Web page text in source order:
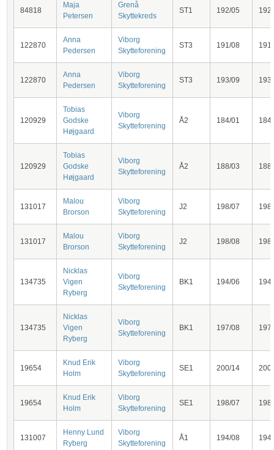
84818
Maja
Petersen
Grenå
Skyttekreds
ST1 192/05 192
122870
Anna
Pedersen
Viborg
Skytteforening
ST3 191/08 191
122870
Anna
Pedersen
Viborg
Skytteforening
ST3 193/09 193
120929
Tobias
Godske
Højgaard
Viborg
Skytteforening
Å2 184/01 184
120929
Tobias
Godske
Højgaard
Viborg
Skytteforening
Å2 188/03 188
131017
Malou
Brorson
Viborg
Skytteforening
J2 198/07 198
131017
Malou
Brorson
Viborg
Skytteforening
J2 198/08 198
134735
Nicklas
Vigen
Ryberg
Viborg
Skytteforening
BK1 194/06 194
134735
Nicklas
Vigen
Ryberg
Viborg
Skytteforening
BK1 197/08 197
19654
Knud Erik
Holm
Viborg
Skytteforening
SE1 200/14 200
19654
Knud Erik
Holm
Viborg
Skytteforening
SE1 198/07 198
131007
Henny Lund
Ryberg
Viborg
Skytteforening
Å1 194/08 194